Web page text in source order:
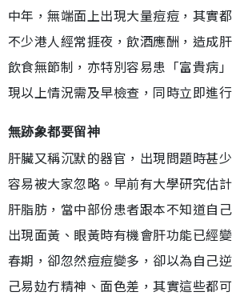
中年，無端面上出現大量痘痘，其實
不少港人經常捱夜，飲酒應酬，造成
飲食無節制，亦特別容易患「富貴病
現以上情況需及早檢查，同時立即進
無跡象都要留神
肝臟又稱沉默的器官，出現問題時甚
容易被大家忽略。早前有大學研究估
肝脂肪，當中部份患者跟本不知道自
出現面黃、眼黃時有機會肝功能已經
春期，卻忽然痘痘變多，卻以為自己
己易攰冇精神、面色差，其實這些都